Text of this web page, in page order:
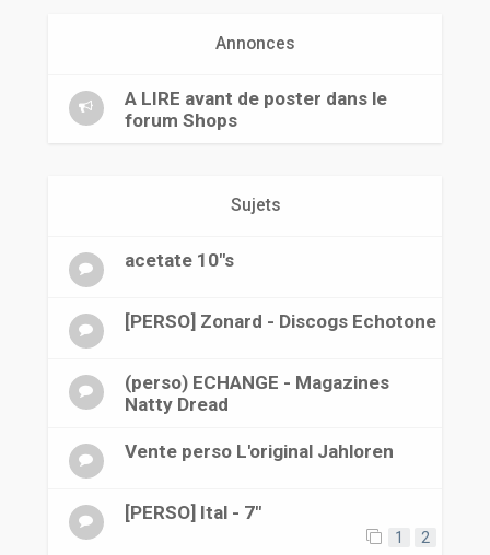
Annonces
A LIRE avant de poster dans le
forum Shops
Sujets
acetate 10"s
[PERSO] Zonard - Discogs Echotone
(perso) ECHANGE - Magazines
Natty Dread
Vente perso L'original Jahloren
[PERSO] Ital - 7"
1 2